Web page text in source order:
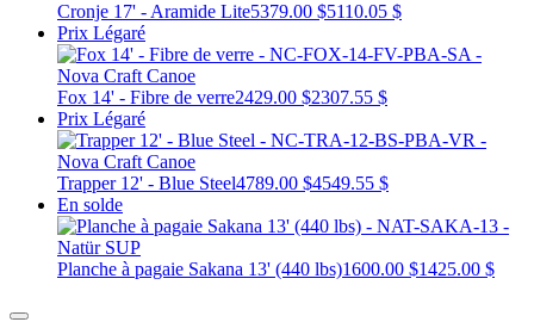
Cronje 17' - Aramide Lite5379.00 $5110.05 $
Prix Légaré
Fox 14' - Fibre de verre2429.00 $2307.55 $
Prix Légaré
Trapper 12' - Blue Steel4789.00 $4549.55 $
En solde
Planche à pagaie Sakana 13' (440 lbs)1600.00 $1425.00 $